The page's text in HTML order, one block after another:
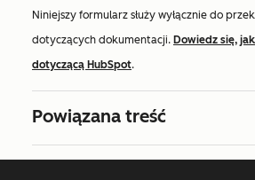
Niniejszy formularz służy wyłącznie do
dotyczących dokumentacji. Dowiedz się,
dotyczącą HubSpot.
Powiązana treść